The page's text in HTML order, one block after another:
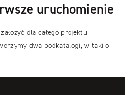
uruchomienie
dla całego projektu
dwa podkatalogi, w taki o